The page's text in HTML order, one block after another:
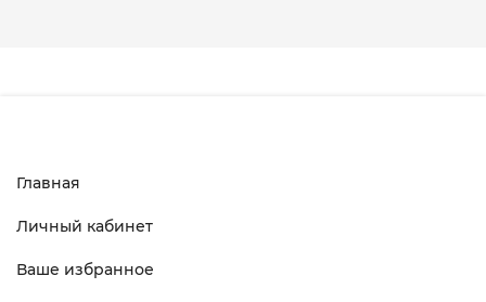
Главная
Личный кабинет
Ваше избранное